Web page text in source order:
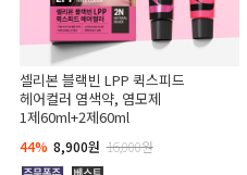
셀리본 블랙빈 LPP 퀵스피드
헤어컬러 염색약, 염모제
1제60ml+2제60ml
44% 8,900원 16,000원